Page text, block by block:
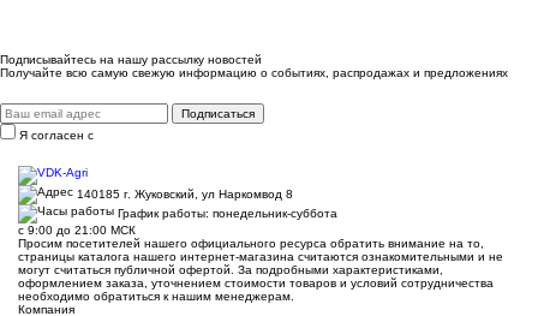
Подписывайтесь на нашу рассылку новостей
Получайте всю самую свежую информацию о событиях, распродажах и предложениях
Подписаться
Я согласен с
140185 г. Жуковский, ул Наркомвод 8
График работы: понедельник-суббота
с 9:00 до 21:00 МСК
Просим посетителей нашего официального ресурса обратить внимание на то,
страницы каталога нашего интернет-магазина считаются ознакомительными и не
могут считаться публичной офертой. За подробными характеристиками,
оформлением заказа, уточнением стоимости товаров и условий сотрудничества
необходимо обратиться к нашим менеджерам.
Компания